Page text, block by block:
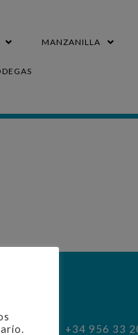
MANZANILLA
2
+34 956 33